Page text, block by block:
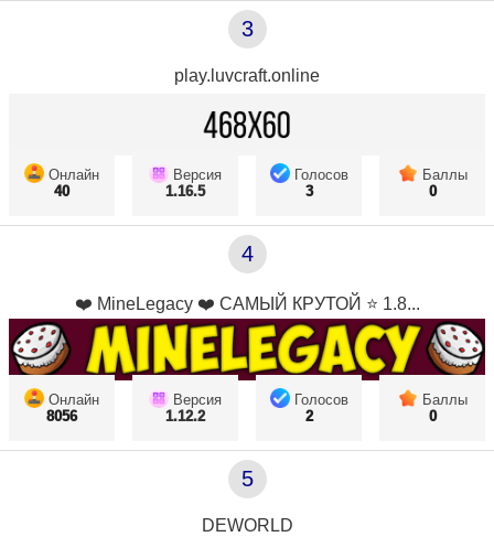
3
play.luvcraft.online
Онлайн
40
Версия
1.16.5
Голосов
3
Баллы
0
4
❤️ MineLegacy ❤️ САМЫЙ КРУТОЙ ⭐ 1.8...
Онлайн
8056
Версия
1.12.2
Голосов
2
Баллы
0
5
DEWORLD